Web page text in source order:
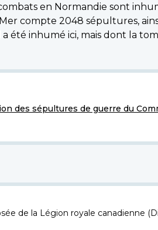
en Normandie sont
compte 2048 sépultures,
été inhumé ici, mais dont la
des sépultures de guerre du
de la Légion royale canadienne